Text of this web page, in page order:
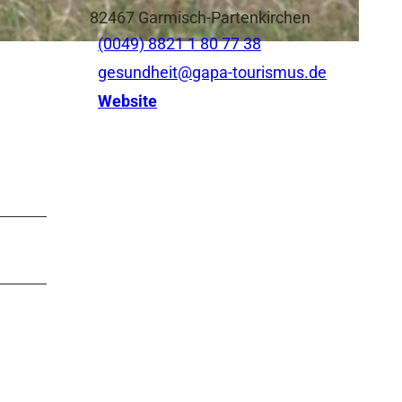
82467 Garmisch-Partenkirchen
(0049) 8821 1 80 77 38
gesundheit@gapa-tourismus.de
Website